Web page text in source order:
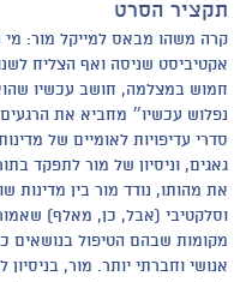
תקציר הסרט
קרה משהו מבאס למייקל מור: מי
אקטיביסט שניסה ואף הצליח
חמוש במצלמה, חושב עכשיו
נפלוש עכשיו״ מחביא את
סדרי עדיפויות לאומיים של
גאגים, וניסיון של מור לתפקד
את מהותו, נודד מור בין מדינות
וסלקטיבי (אבל, כן, מאלף)
מקומות שבהם הטיפול בנושאים
אנושי וחברתי יותר. מור,